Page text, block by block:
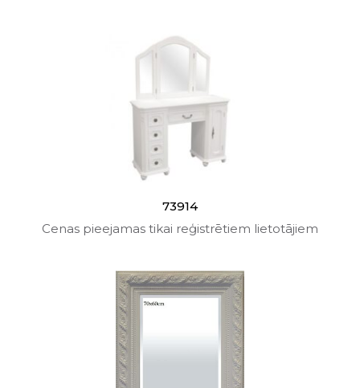
73914
Cenas pieejamas tikai reģistrētiem lietotājiem